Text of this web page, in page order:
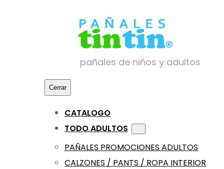
pañales de niños y adultos
Cerrar
CATALOGO
TODO ADULTOS
PAÑALES PROMOCIONES ADULTOS
CALZONES / PANTS / ROPA INTERIOR